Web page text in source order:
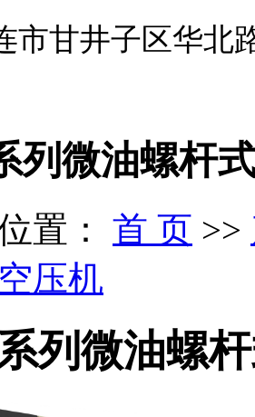
市甘井子区华北
列微油螺杆
置： 首 页 >>
压机
列微油螺